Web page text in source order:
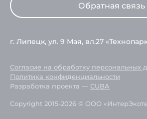
Обратная связь
г. Липецк, ул. 9 Мая, вл.27
Согласие на обработку персональных
Политика конфиденциальности
Разработка проекта — CUBA
Copyright 2015-2026 © ООО